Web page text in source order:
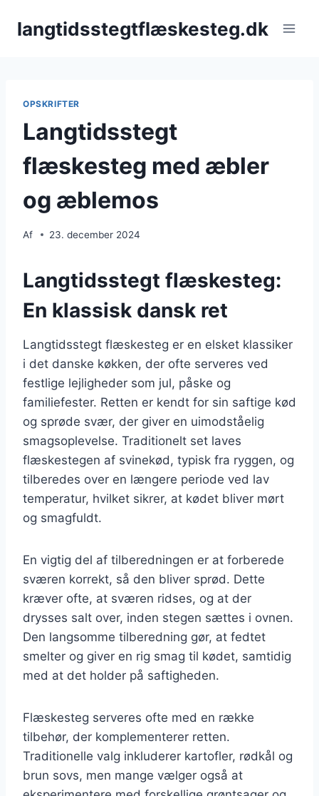
langtidsstegtflæskesteg.dk
OPSKRIFTER
Langtidsstegt
flæskesteg med æbler
og æblemos
Af 23. december 2024
Langtidsstegt flæskesteg:
En klassisk dansk ret
Langtidsstegt flæskesteg er en elsket klassiker
i det danske køkken, der ofte serveres ved
festlige lejligheder som jul, påske og
familiefester. Retten er kendt for sin saftige kød
og sprøde svær, der giver en uimodståelig
smagsoplevelse. Traditionelt set laves
flæskestegen af svinekød, typisk fra ryggen, og
tilberedes over en længere periode ved lav
temperatur, hvilket sikrer, at kødet bliver mørt
og smagfuldt.
En vigtig del af tilberedningen er at forberede
sværen korrekt, så den bliver sprød. Dette
kræver ofte, at sværen ridses, og at der
drysses salt over, inden stegen sættes i ovnen.
Den langsomme tilberedning gør, at fedtet
smelter og giver en rig smag til kødet, samtidig
med at det holder på saftigheden.
Flæskesteg serveres ofte med en række
tilbehør, der komplementerer retten.
Traditionelle valg inkluderer kartofler, rødkål og
brun sovs, men mange vælger også at